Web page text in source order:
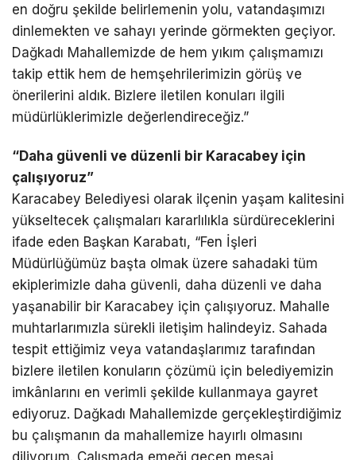
en doğru şekilde belirlemenin yolu, vatandaşımızı
dinlemekten ve sahayı yerinde görmekten geçiyor.
Dağkadı Mahallemizde de hem yıkım çalışmamızı
takip ettik hem de hemşehrilerimizin görüş ve
önerilerini aldık. Bizlere iletilen konuları ilgili
müdürlüklerimizle değerlendireceğiz.”
“Daha güvenli ve düzenli bir Karacabey için
çalışıyoruz”
Karacabey Belediyesi olarak ilçenin yaşam kalitesini
yükseltecek çalışmaları kararlılıkla sürdüreceklerini
ifade eden Başkan Karabatı, “Fen İşleri
Müdürlüğümüz başta olmak üzere sahadaki tüm
ekiplerimizle daha güvenli, daha düzenli ve daha
yaşanabilir bir Karacabey için çalışıyoruz. Mahalle
muhtarlarımızla sürekli iletişim halindeyiz. Sahada
tespit ettiğimiz veya vatandaşlarımız tarafından
bizlere iletilen konuların çözümü için belediyemizin
imkânlarını en verimli şekilde kullanmaya gayret
ediyoruz. Dağkadı Mahallemizde gerçekleştirdiğimiz
bu çalışmanın da mahallemize hayırlı olmasını
diliyorum. Çalışmada emeği geçen mesai